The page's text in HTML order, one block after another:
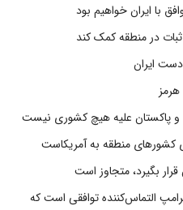
با ایران خواهیم بود
ثبات در منطقه کمک کند
و پاکستان علیه هیچ کشوری نیست
کشورهای منطقه به آمریکاست
بگیرد، متجاوز است
التماس‌کننده توافقی است که